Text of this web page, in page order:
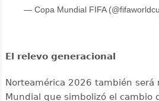
— Copa Mundial FIFA
El relevo generacional
Norteamérica 2026 también será
Mundial que simbolizó el cambio